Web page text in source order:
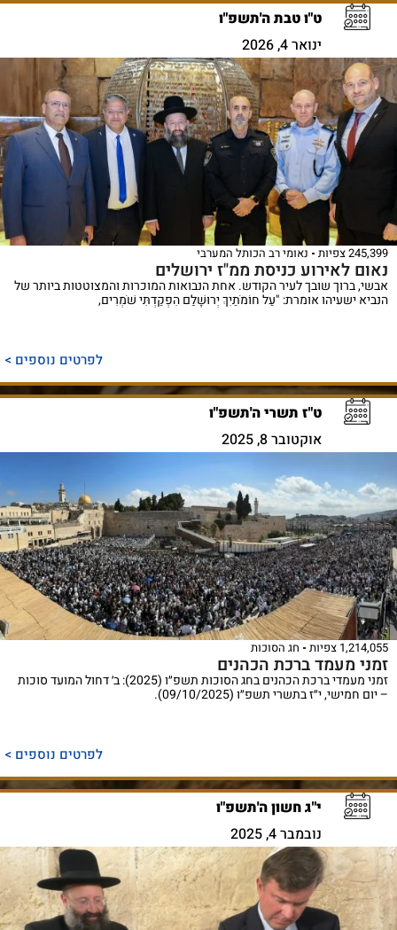
ט"ו טבת ה'תשפ"ו
ינואר 4, 2026
245,399 צפיות נאומי רב הכותל המערבי
נאום לאירוע כניסת ממ"ז ירושלים
אבשי, ברוך שובך לעיר הקודש. אחת הנבואות המוכרות והמצוטטות ביותר של
הנביא ישעיהו אומרת: "עַל חוֹמֹתַיִךְ יְרוּשָׁלַ‍ִם הִפְקַדְתִּי שֹׁמְרִים,
לפרטים נוספים >
ט"ז תשרי ה'תשפ"ו
אוקטובר 8, 2025
1,214,055 צפיות חג הסוכות
זמני מעמד ברכת הכהנים
זמני מעמדי ברכת הכהנים בחג הסוכות תשפ״ו (2025): ב׳ דחול המועד סוכות
– יום חמישי, י״ז בתשרי תשפ״ו (09/10/2025).
לפרטים נוספים >
י"ג חשון ה'תשפ"ו
נובמבר 4, 2025